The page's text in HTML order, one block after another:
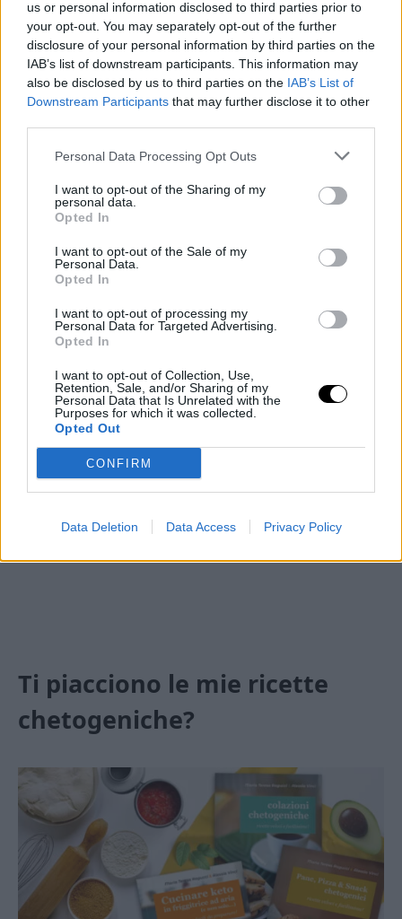
us or personal information disclosed to third parties prior to
your opt-out. You may separately opt-out of the further
disclosure of your personal information by third parties on the
IAB’s list of downstream participants. This information may
also be disclosed by us to third parties on the IAB’s List of
Downstream Participants that may further disclose it to other
Personal Data Processing Opt Outs
I want to opt-out of the Sharing of my
personal data.
Opted In
I want to opt-out of the Sale of my
Personal Data.
Opted In
I want to opt-out of processing my
Personal Data for Targeted Advertising.
Opted In
I want to opt-out of Collection, Use,
Retention, Sale, and/or Sharing of my
Personal Data that Is Unrelated with the
Purposes for which it was collected.
Opted Out
CONFIRM
Data Deletion Data Access Privacy Policy
composto omogeneo.
Scalda una padella antiaderente con
l’olio e cospargi il fondo con i semi di
sesamo.
Versa il composto di uova e spinaci e
circa 5 minuti.
Aggiungi lo speck e il formaggio
Gouda a pezzetti, quindi richiudi la
frittata a mezzaluna.
Girala delicatamente per far dorare
anche l’altro lato e completa la
cottura finché il formaggio non sarà
filante.
Ti piacciono le mie ricette
chetogeniche?